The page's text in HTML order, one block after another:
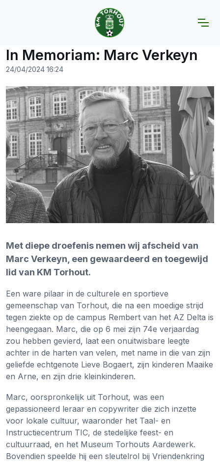
In Memoriam: Marc Verkeyn
In Memoriam: Marc Verkeyn
24/04/2024 16:24
Met diepe droefenis nemen wij afscheid van
Marc Verkeyn, een gewaardeerd en toegewijd
lid van KM Torhout.
Een ware pilaar in de culturele en sportieve
gemeenschap van Torhout, die na een moedige strijd
tegen ziekte op de campus Rembert van het AZ Delta is
heengegaan. Marc, die op 6 mei zijn 74e verjaardag
zou hebben gevierd, laat een onuitwisbare leegte
achter in de harten van velen, met name in die van zijn
geliefde echtgenote Lieve Bogaert, zijn kinderen Maaike
en Arne, en zijn drie kleinkinderen.
Marc, oorspronkelijk uit Torhout, was een
gepassioneerd leraar en copywriter die zich inzette
voor lokale cultuur, waaronder het Taal- en
Instructiecentrum TIC, de stedelijke feest- en
cultuurraad, en het Museum Torhouts Aardewerk.
Bovendien speelde hij een sleutelrol bij Vriendenkring